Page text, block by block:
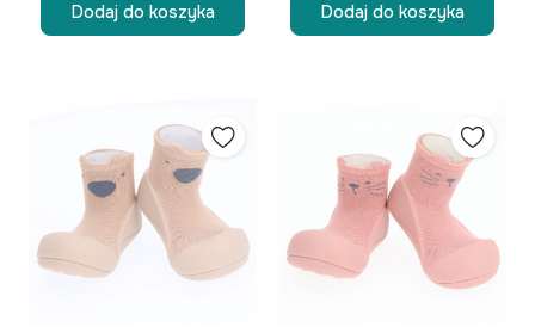
Dodaj do koszyka Dodaj do koszyka